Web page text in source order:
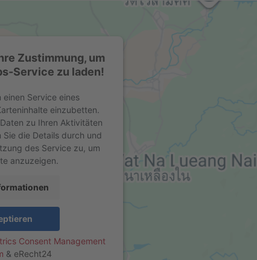
Zustimmung, um
Service zu laden!
einen Service eines
einzubetten.
zu Ihren Aktivitäten
Sie die Details durch und
des Service zu, um
anzuzeigen.
Consent Management
& eRecht24